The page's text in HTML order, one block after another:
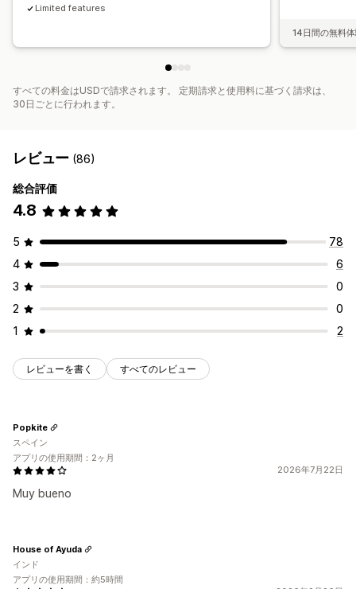
Limited features
14日間の無料
すべての料金はUSDで請求されます。 定期請求と使用料に基づく請求は、
30日ごとに行われます。
レビュー (86)
総合評価
4.8
5
78
4
6
3
0
2
0
1
2
レビューを書く すべてのレビュー
2026年7月22日
Muy bueno
Popkite
スペイン
アプリの使用期間：2ヶ月
House of Ayuda
インド
アプリの使用期間：約5時間